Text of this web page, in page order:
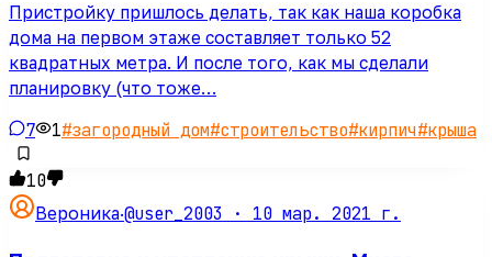
Пристройку пришлось делать, так как наша коробка
дома на первом этаже составляет только 52
квадратных метра. И после того, как мы сделали
планировку (что тоже…
7 1#загородный дом#строительство#кирпич#крыша
10
Вероника·@user_2003 · 10 мар. 2021 г.